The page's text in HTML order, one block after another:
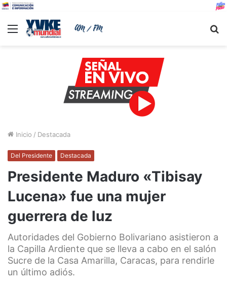
Menu
Inicio / Destacada
Del Presidente Destacada
Presidente Maduro «Tibisay
Lucena» fue una mujer
guerrera de luz
Autoridades del Gobierno Bolivariano asistieron a
la Capilla Ardiente que se lleva a cabo en el salón
Sucre de la Casa Amarilla, Caracas, para rendirle
un último adiós.